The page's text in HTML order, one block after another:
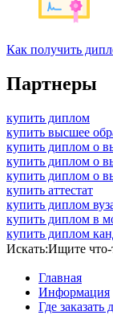
Как получить
Партнеры
купить диплом
купить высшее
купить диплом о
купить диплом о
купить диплом о
купить аттестат
купить диплом
купить диплом в
купить диплом
Искать:Ищите что-
Главная
Информация
Где